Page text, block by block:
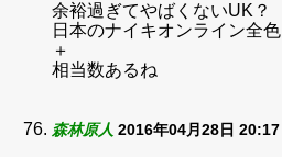
余裕過ぎてやばくないUK？
日本のナイキオンライン全色
＋
相当数あるね
森林原人 2016年04月28日 20:17